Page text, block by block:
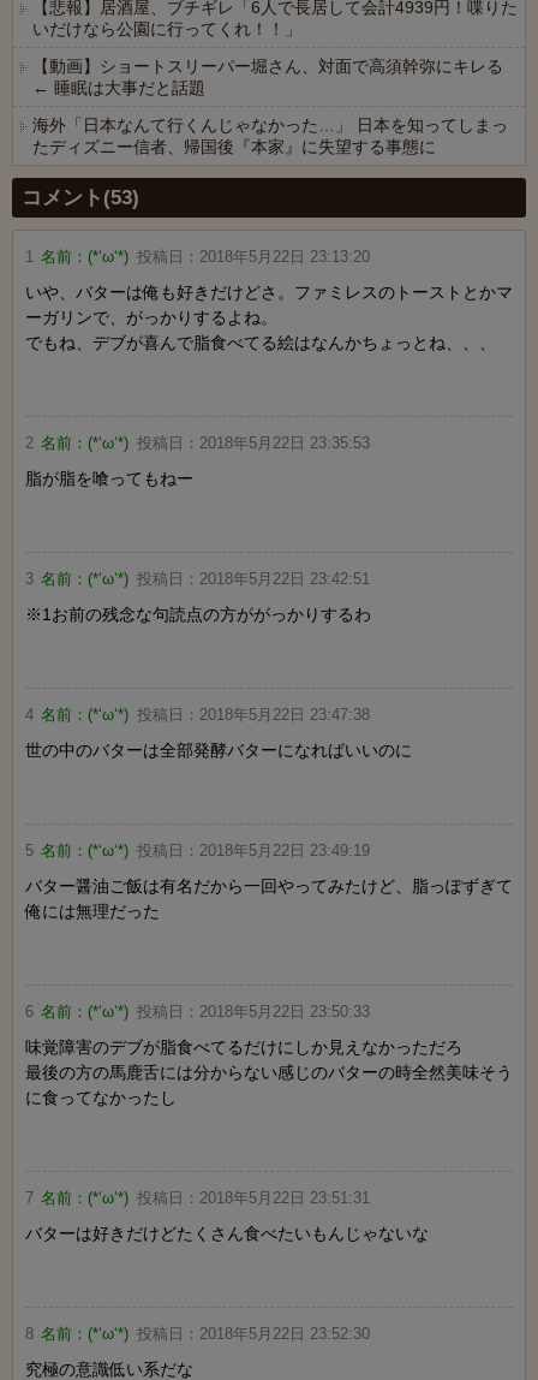
【悲報】居酒屋、ブチギレ「6人で長居して会計4939円！喋りた
いだけなら公園に行ってくれ！！」
【動画】ショートスリーパー堀さん、対面で高須幹弥にキレる
← 睡眠は大事だと話題
海外「日本なんて行くんじゃなかった…」 日本を知ってしまっ
たディズニー信者、帰国後『本家』に失望する事態に
Powered by livedoor 相互RSS
コメント(53)
1 名前： (*‘ω‘*) 投稿日： 2018年5月22日 23:13:20
いや、バターは俺も好きだけどさ。ファミレスのトーストとかマ
ーガリンで、がっかりするよね。
でもね、デブが喜んで脂食べてる絵はなんかちょっとね、、、
2 名前： (*‘ω‘*) 投稿日： 2018年5月22日 23:35:53
脂が脂を喰ってもねー
3 名前： (*‘ω‘*) 投稿日： 2018年5月22日 23:42:51
※1お前の残念な句読点の方ががっかりするわ
4 名前： (*‘ω‘*) 投稿日： 2018年5月22日 23:47:38
世の中のバターは全部発酵バターになればいいのに
5 名前： (*‘ω‘*) 投稿日： 2018年5月22日 23:49:19
バター醤油ご飯は有名だから一回やってみたけど、脂っぽずぎて
俺には無理だった
6 名前： (*‘ω‘*) 投稿日： 2018年5月22日 23:50:33
味覚障害のデブが脂食べてるだけにしか見えなかっただろ
最後の方の馬鹿舌には分からない感じのバターの時全然美味そう
に食ってなかったし
7 名前： (*‘ω‘*) 投稿日： 2018年5月22日 23:51:31
バターは好きだけどたくさん食べたいもんじゃないな
8 名前： (*‘ω‘*) 投稿日： 2018年5月22日 23:52:30
究極の意識低い系だな